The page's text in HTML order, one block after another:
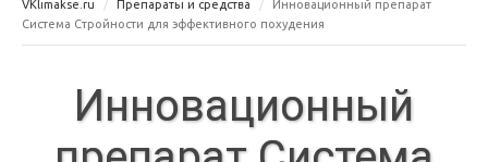
VKlimakse.ru Препараты и средства
Инновационный препарат
Система Стройности для эффективного похудения
Инновационный